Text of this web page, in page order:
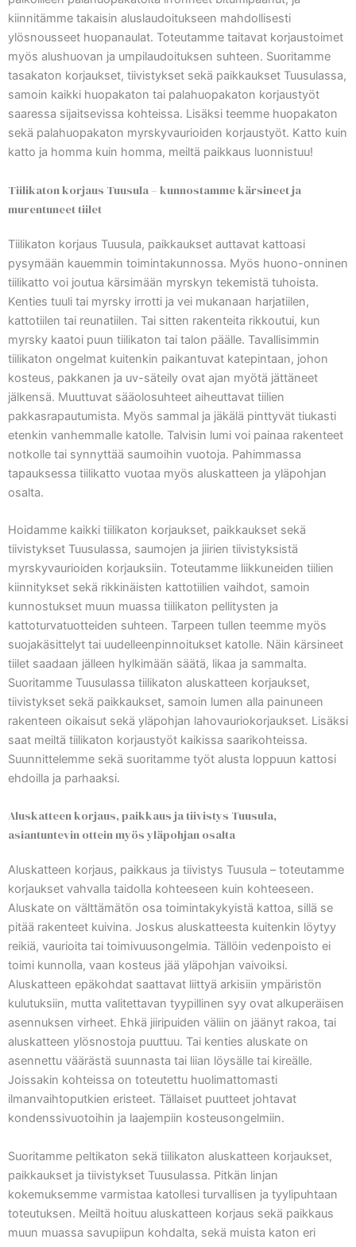
kiinnitämme takaisin aluslaudoitukseen mahdollisesti
ylösnousseet huopanaulat. Toteutamme taitavat korjaustoimet
myös alushuovan ja umpilaudoituksen suhteen. Suoritamme
tasakaton korjaukset, tiivistykset sekä paikkaukset Tuusulassa,
samoin kaikki huopakaton tai palahuopakaton korjaustyöt
saaressa sijaitsevissa kohteissa. Lisäksi teemme huopakaton
sekä palahuopakaton myrskyvaurioiden korjaustyöt. Katto kuin
katto ja homma kuin homma, meiltä paikkaus luonnistuu!
Tiilikaton korjaus Tuusula – kunnostamme kärsineet ja
murentuneet tiilet
Tiilikaton korjaus Tuusula, paikkaukset auttavat kattoasi
pysymään kauemmin toimintakunnossa. Myös huono-onninen
tiilikatto voi joutua kärsimään myrskyn tekemistä tuhoista.
Kenties tuuli tai myrsky irrotti ja vei mukanaan harjatiilen,
kattotiilen tai reunatiilen. Tai sitten rakenteita rikkoutui, kun
myrsky kaatoi puun tiilikaton tai talon päälle. Tavallisimmin
tiilikaton ongelmat kuitenkin paikantuvat katepintaan, johon
kosteus, pakkanen ja uv-säteily ovat ajan myötä jättäneet
jälkensä. Muuttuvat sääolosuhteet aiheuttavat tiilien
pakkasrapautumista. Myös sammal ja jäkälä pinttyvät tiukasti
etenkin vanhemmalle katolle. Talvisin lumi voi painaa rakenteet
notkolle tai synnyttää saumoihin vuotoja. Pahimmassa
tapauksessa tiilikatto vuotaa myös aluskatteen ja yläpohjan
osalta.
Hoidamme kaikki tiilikaton korjaukset, paikkaukset sekä
tiivistykset Tuusulassa, saumojen ja jiirien tiivistyksistä
myrskyvaurioiden korjauksiin. Toteutamme liikkuneiden tiilien
kiinnitykset sekä rikkinäisten kattotiilien vaihdot, samoin
kunnostukset muun muassa tiilikaton pellitysten ja
kattoturvatuotteiden suhteen. Tarpeen tullen teemme myös
suojakäsittelyt tai uudelleenpinnoitukset katolle. Näin kärsineet
tiilet saadaan jälleen hylkimään säätä, likaa ja sammalta.
Suoritamme Tuusulassa tiilikaton aluskatteen korjaukset,
tiivistykset sekä paikkaukset, samoin lumen alla painuneen
rakenteen oikaisut sekä yläpohjan lahovauriokorjaukset. Lisäksi
saat meiltä tiilikaton korjaustyöt kaikissa saarikohteissa.
Suunnittelemme sekä suoritamme työt alusta loppuun kattosi
ehdoilla ja parhaaksi.
Aluskatteen korjaus, paikkaus ja tiivistys Tuusula,
asiantuntevin ottein myös yläpohjan osalta
Aluskatteen korjaus, paikkaus ja tiivistys Tuusula – toteutamme
korjaukset vahvalla taidolla kohteeseen kuin kohteeseen.
Aluskate on välttämätön osa toimintakykyistä kattoa, sillä se
pitää rakenteet kuivina. Joskus aluskatteesta kuitenkin löytyy
reikiä, vaurioita tai toimivuusongelmia. Tällöin vedenpoisto ei
toimi kunnolla, vaan kosteus jää yläpohjan vaivoiksi.
Aluskatteen epäkohdat saattavat liittyä arkisiin ympäristön
kulutuksiin, mutta valitettavan tyypillinen syy ovat alkuperäisen
asennuksen virheet. Ehkä jiiripuiden väliin on jäänyt rakoa, tai
aluskatteen ylösnostoja puuttuu. Tai kenties aluskate on
asennettu väärästä suunnasta tai liian löysälle tai kireälle.
Joissakin kohteissa on toteutettu huolimattomasti
ilmanvaihtoputkien eristeet. Tällaiset puutteet johtavat
kondenssivuotoihin ja laajempiin kosteusongelmiin.
Suoritamme peltikaton sekä tiilikaton aluskatteen korjaukset,
paikkaukset ja tiivistykset Tuusulassa. Pitkän linjan
kokemuksemme varmistaa katollesi turvallisen ja tyylipuhtaan
toteutuksen. Meiltä hoituu aluskatteen korjaus sekä paikkaus
muun muassa savupiipun kohdalta, sekä muista katon eri